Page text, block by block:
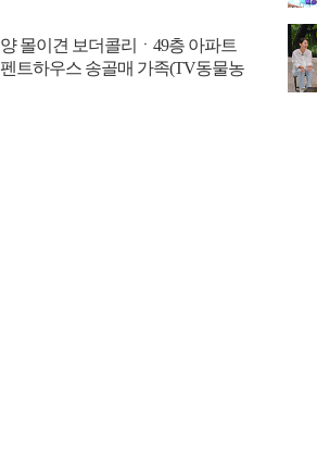
양 몰이견 보더콜리ㆍ49층 아파트
펜트하우스 송골매 가족(TV동물농